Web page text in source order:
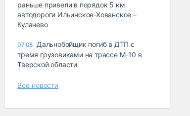
раньше привели в порядок 5 км
автодороги Ильинское-Хованское –
Кулачево
07.08 Дальнобойщик погиб в ДТП с
тремя грузовиками на трассе М-10 в
Тверской области
Все новости